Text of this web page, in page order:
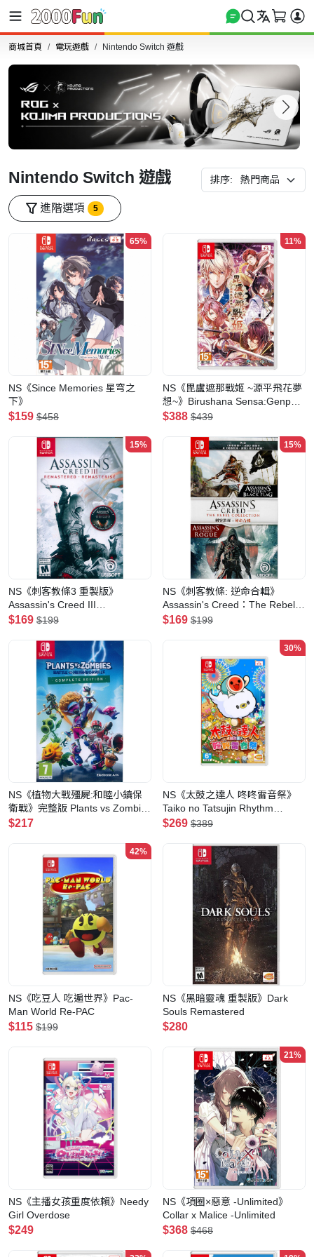
商城首頁 電玩遊戲 Nintendo Switch 遊戲
Nintendo Switch 遊戲 排序:
進階選項 5
65%
NS《Since Memories 星穹之
下》
$159 $458
11%
NS《毘盧遮那戰姬 ~源平飛花夢
想~》Birushana Sensa:Genpei
Hika Musou
$388 $439
15%
NS《刺客教條3 重製版》
Assassin's Creed III
Remastered
$169 $199
15%
NS《刺客教條: 逆命合輯》
Assassin's Creed：The Rebel
Collection
$169 $199
NS《植物大戰殭屍:和睦小鎮保
衛戰》完整版 Plants vs Zombies
Battle for Neighborville
$217
30%
NS《太鼓之達人 咚咚雷音祭》
Taiko no Tatsujin Rhythm
Festival(標準版)
$269 $389
42%
NS《吃豆人 吃遍世界》Pac-
Man World Re-PAC
$115 $199
NS《黑暗靈魂 重製版》Dark
Souls Remastered
$280
NS《主播女孩重度依賴》Needy
Girl Overdose
$249
21%
NS《項圈×惡意 -Unlimited》
Collar x Malice -Unlimited
$368 $468